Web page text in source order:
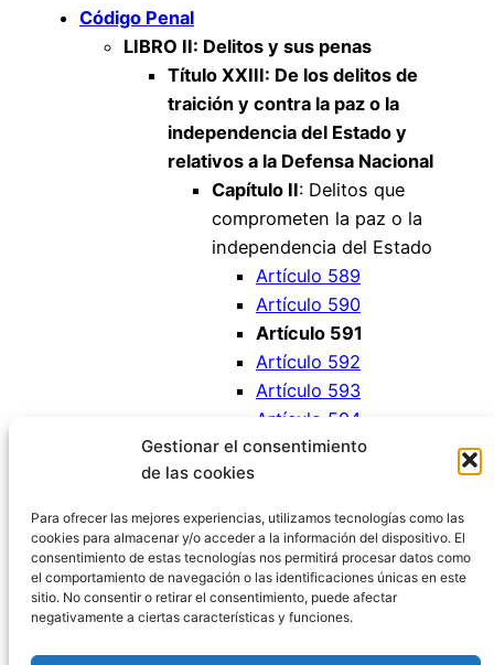
Gestionar el consentimiento
de las cookies
Para ofrecer las mejores experiencias, utilizamos tecnologías como las
cookies para almacenar y/o acceder a la información del dispositivo. El
consentimiento de estas tecnologías nos permitirá procesar datos como
el comportamiento de navegación o las identificaciones únicas en este
sitio. No consentir o retirar el consentimiento, puede afectar
negativamente a ciertas características y funciones.
Código Penal
LIBRO II: Delitos y sus penas
Título XXIII: De los delitos de
traición y contra la paz o la
independencia del Estado y
relativos a la Defensa Nacional
Capítulo II: Delitos que
comprometen la paz o la
independencia del Estado
Artículo 589
Artículo 590
Artículo 591
Artículo 592
Artículo 593
Artículo 594
Artículo 595